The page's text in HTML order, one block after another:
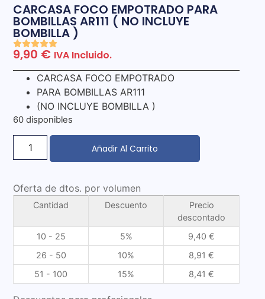
CARCASA FOCO EMPOTRADO PARA
BOMBILLAS AR111 ( NO INCLUYE
BOMBILLA )
9,90 € IVA Incluido.
CARCASA FOCO EMPOTRADO
PARA BOMBILLAS AR111
(NO INCLUYE BOMBILLA )
60 disponibles
Añadir Al Carrito
Oferta de dtos. por volumen
Cantidad Descuento
Precio
descontado
10 - 25
5% 9,40€
26 - 50
10% 8,91€
51 - 100
15% 8,41€